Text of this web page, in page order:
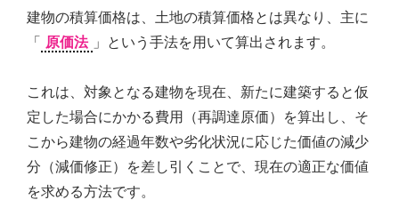
建物の積算価格は、土地の積算価格とは異なり、主に
「 原価法 」という手法を用いて算出されます。
これは、対象となる建物を現在、新たに建築すると仮
定した場合にかかる費用（再調達原価）を算出し、そ
こから建物の経過年数や劣化状況に応じた価値の減少
分（減価修正）を差し引くことで、現在の適正な価値
を求める方法です。